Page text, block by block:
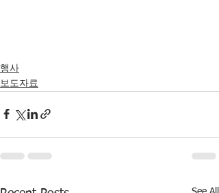
행사
보도자료